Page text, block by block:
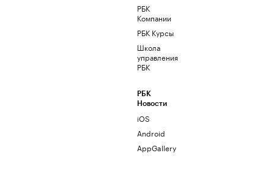
РБК
Компании
РБК Курсы
Школа
управления
РБК
РБК
Новости
iOS
Android
AppGallery